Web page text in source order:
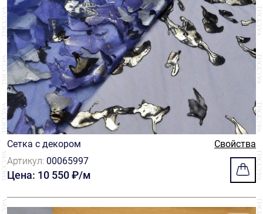
Сетка с декором
Свойства
Артикул: 00065997
Цена: 10 550 ₽/м